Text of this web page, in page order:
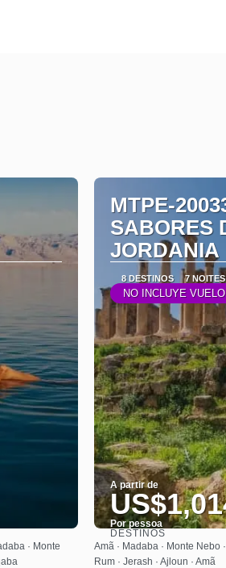
· Monte
MTPE-
SABORES
JORDANIA
8 DESTINOS 7 NOITES
NO INCLUYE VUELO
A partir de
Por pessoa
Saiba
DESTINOS
Amã · Madaba · Monte Nebo
Rum · Jerash · Ajloun · Amã